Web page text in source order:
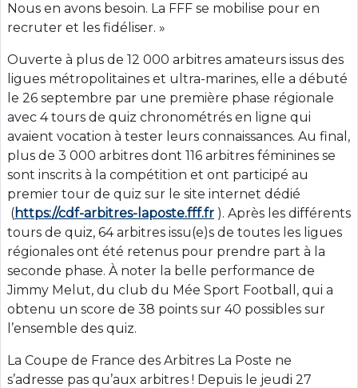
Nous en avons besoin. La FFF se mobilise pour en
recruter et les fidéliser. »
Ouverte à plus de 12 000 arbitres amateurs issus des
ligues métropolitaines et ultra-marines, elle a débuté
le 26 septembre par une première phase régionale
avec 4 tours de quiz chronométrés en ligne qui
avaient vocation à tester leurs connaissances. Au final,
plus de 3 000 arbitres dont 116 arbitres féminines se
sont inscrits à la compétition et ont participé au
premier tour de quiz sur le site internet dédié
(https://cdf-arbitres-laposte.fff.fr ). Après les différents
tours de quiz, 64 arbitres issu(e)s de toutes les ligues
régionales ont été retenus pour prendre part à la
seconde phase. À noter la belle performance de
Jimmy Melut, du club du Mée Sport Football, qui a
obtenu un score de 38 points sur 40 possibles sur
l’ensemble des quiz.
La Coupe de France des Arbitres La Poste ne
s’adresse pas qu’aux arbitres ! Depuis le jeudi 27